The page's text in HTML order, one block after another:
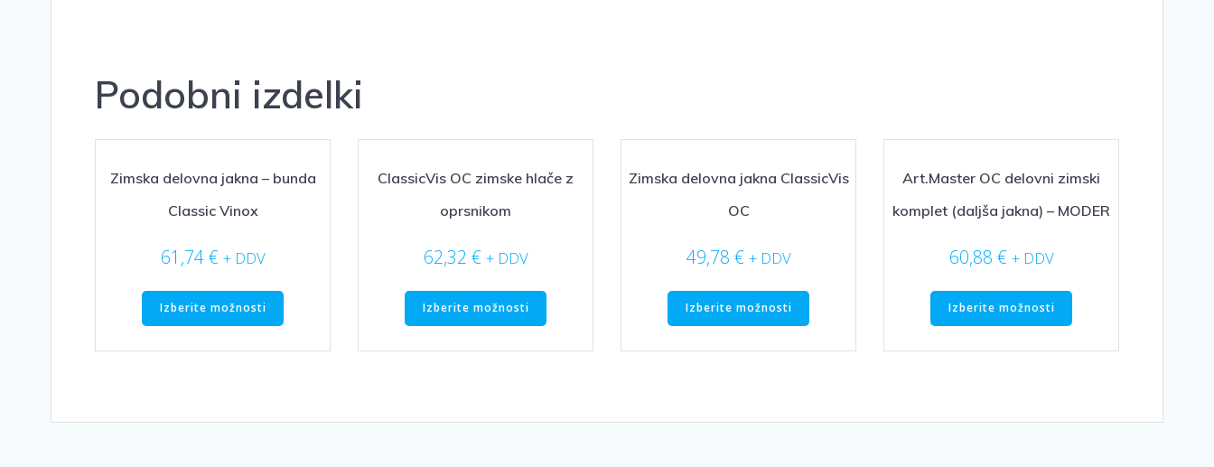
Podobni izdelki
Zimska delovna jakna – bunda
Classic Vinox
61,74€ + DDV
Izberite možnosti
Ta
več
lahko
ClassicVis OC zimske hlače z
oprsnikom
62,32 € + DDV
Izberite možnosti
Ta
več
lahko
Zimska delovna jakna ClassicVis
OC
49,78 € + DDV
Izberite možnosti
Ta
več
lahko
Art.Master OC delovni zimski
komplet (daljša jakna) – MODER
60,88 € + DDV
Izberite možnosti
Ta
več
lahko